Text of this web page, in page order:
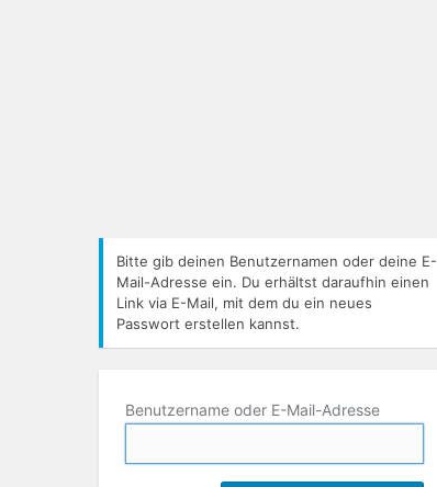
Bitte gib deinen Benutzernamen oder deine E-
Mail-Adresse ein. Du erhältst daraufhin einen
Link via E-Mail, mit dem du ein neues
Passwort erstellen kannst.
Benutzername oder E-Mail-Adresse